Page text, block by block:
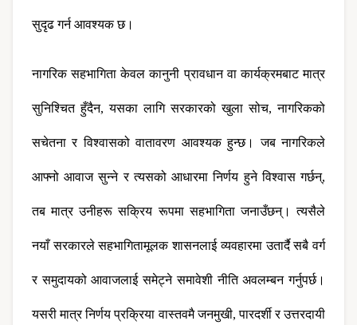
सुदृढ गर्न आवश्यक छ।
नागरिक सहभागिता केवल कानुनी प्रावधान वा कार्यक्रमबाट मात्र
सुनिश्चित हुँदैन, यसका लागि सरकारको खुला सोच, नागरिकको
सचेतना र विश्वासको वातावरण आवश्यक हुन्छ। जब नागरिकले
आफ्नो आवाज सुन्ने र त्यसको आधारमा निर्णय हुने विश्वास गर्छन्,
तब मात्र उनीहरू सक्रिय रूपमा सहभागिता जनाउँछन्। त्यसैले
नयाँ सरकारले सहभागितामूलक शासनलाई व्यवहारमा उतार्दै सबै वर्ग
र समुदायको आवाजलाई समेट्ने समावेशी नीति अवलम्बन गर्नुपर्छ।
यसरी मात्र निर्णय प्रक्रिया वास्तवमै जनमुखी, पारदर्शी र उत्तरदायी